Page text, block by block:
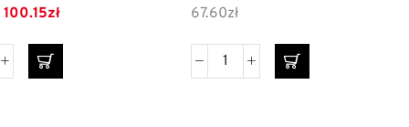
100.15zł 67.60zł